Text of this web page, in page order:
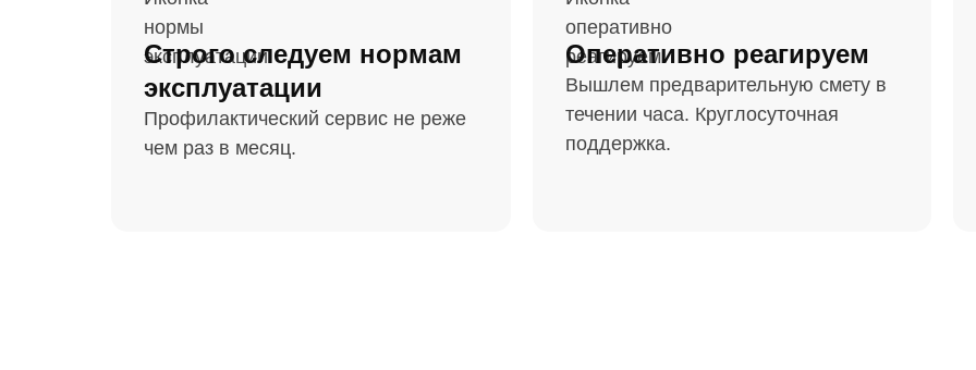
Строго следуем нормам
эксплуатации
Профилактический сервис не реже
чем раз в месяц.
Оперативно реагируем
Вышлем предварительную смету в
течении часа. Круглосуточная
поддержка.